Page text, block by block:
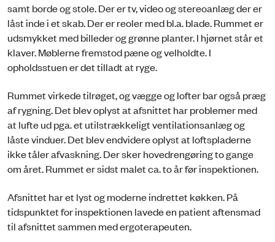
samt borde og stole. Der er tv, video og stereoanlæg der er
låst inde i et skab. Der er reoler med bl.a. blade. Rummet er
udsmykket med billeder og grønne planter. I hjørnet står et
klaver. Møblerne fremstod pæne og velholdte. I
opholdsstuen er det tilladt at ryge.
Rummet virkede tilrøget, og vægge og lofter bar også præg
af rygning. Det blev oplyst at afsnittet har problemer med
at lufte ud pga. et utilstrækkeligt ventilationsanlæg og
låste vinduer. Det blev endvidere oplyst at loftspladerne
ikke tåler afvaskning. Der sker hovedrengøring to gange
om året. Rummet er sidst malet ca. to år før inspektionen.
Afsnittet har et lyst og moderne indrettet køkken. På
tidspunktet for inspektionen lavede en patient aftensmad
til afsnittet sammen med ergoterapeuten.